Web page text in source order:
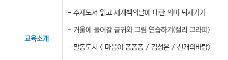
교육소개
- 주제도서 읽고 세계책의날에 대한 의미 되새기기
- 거울에 들어갈 글귀와 그림 연습하기(캘리 그라피)
- 활동도서 < 마음이 퐁퐁퐁 / 김성은 / 천개의바람>